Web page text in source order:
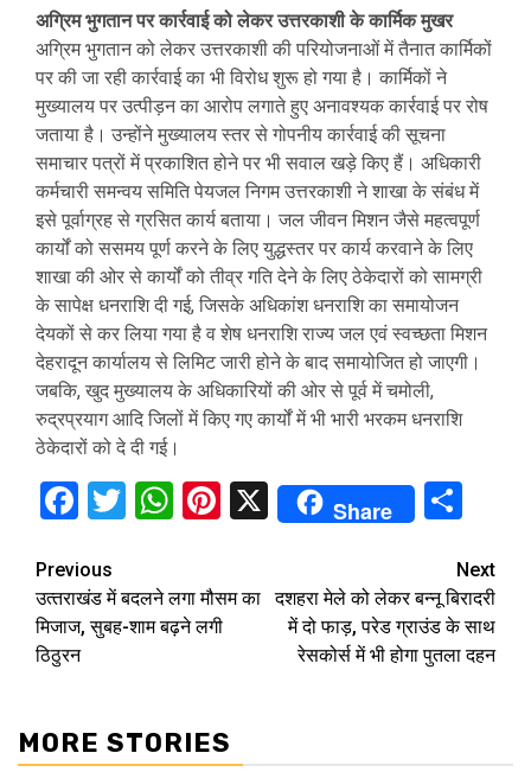
अग्रिम भुगतान पर कार्रवाई को लेकर उत्तरकाशी के कार्मिक मुखर
अग्रिम भुगतान को लेकर उत्तरकाशी की परियोजनाओं में तैनात कार्मिकों
पर की जा रही कार्रवाई का भी विरोध शुरू हो गया है। कार्मिकों ने
मुख्यालय पर उत्पीड़न का आरोप लगाते हुए अनावश्यक कार्रवाई पर रोष
जताया है। उन्होंने मुख्यालय स्तर से गोपनीय कार्रवाई की सूचना
समाचार पत्रों में प्रकाशित होने पर भी सवाल खड़े किए हैं। अधिकारी
कर्मचारी समन्वय समिति पेयजल निगम उत्तरकाशी ने शाखा के संबंध में
इसे पूर्वाग्रह से ग्रसित कार्य बताया। जल जीवन मिशन जैसे महत्वपूर्ण
कार्यों को ससमय पूर्ण करने के लिए युद्धस्तर पर कार्य करवाने के लिए
शाखा की ओर से कार्यों को तीव्र गति देने के लिए ठेकेदारों को सामग्री
के सापेक्ष धनराशि दी गई, जिसके अधिकांश धनराशि का समायोजन
देयकों से कर लिया गया है व शेष धनराशि राज्य जल एवं स्वच्छता मिशन
देहरादून कार्यालय से लिमिट जारी होने के बाद समायोजित हो जाएगी।
जबकि, खुद मुख्यालय के अधिकारियों की ओर से पूर्व में चमोली,
रुद्रप्रयाग आदि जिलों में किए गए कार्यों में भी भारी भरकम धनराशि
ठेकेदारों को दे दी गई।
Facebook
Twitter
WhatsApp
Pinterest
X Share
Continue
Reading
Previous
उत्‍तराखंड में बदलने लगा मौसम का
मिजाज, सुबह-शाम बढ़ने लगी
ठिठुरन
Next
दशहरा मेले को लेकर बन्नू बिरादरी
में दो फाड़, परेड ग्राउंड के साथ
रेसकोर्स में भी होगा पुतला दहन
MORE STORIES